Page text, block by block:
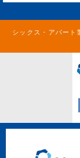
シックス・アパート